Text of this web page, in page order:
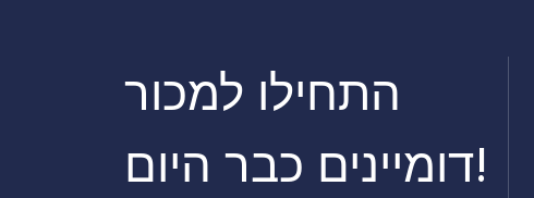
התחילו למכור
דומיינים כבר היום!